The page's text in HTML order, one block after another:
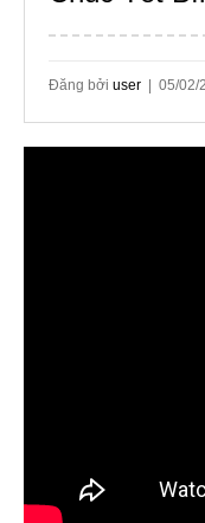
Đăng bởi user | 05/02/